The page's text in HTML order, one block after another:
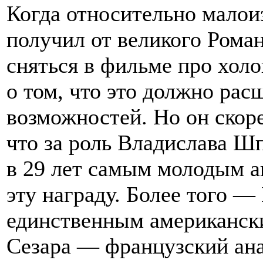
Когда относительно
получил от великого
сняться в фильме про
о том, что это должно
возможностей. Но он
что за роль Владислава
в 29 лет самым молодым
эту награду. Более того
единственным
Сезара — французский